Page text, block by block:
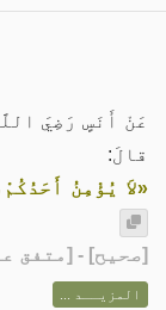
عَنْ أَنَسٍ رَضِيَ
قالَ:
«لاَ يُؤْمِنُ
[صحيح] - [متفق
المزيــد ...